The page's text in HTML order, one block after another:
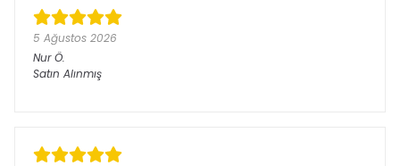
5 Ağustos 2026
Nur Ö.
Satın Alınmış